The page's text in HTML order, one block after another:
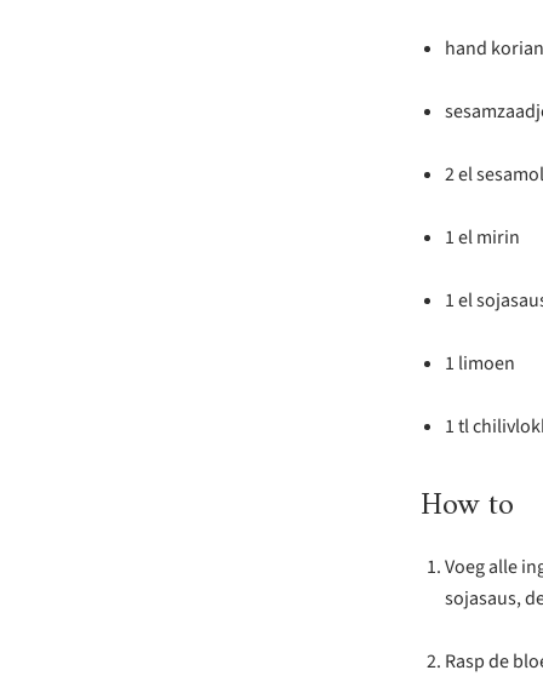
hand
2 el
1 el mirin
1 el
1 limoen
1 tl
How to
Voeg alle
sojasaus,
Rasp de